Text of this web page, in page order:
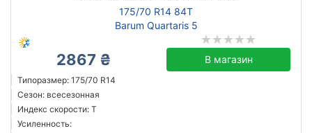
175/70 R14 84T
Barum Quartaris 5
2867 ₴ В магазин
Типоразмер: 175/70 R14
Сезон: всесезонная
Индекс скорости: T
Усиленность: